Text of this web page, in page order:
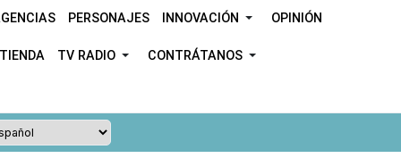
PERSONAJES INNOVACIÓN OPINIÓN
TIENDA TV RADIO CONTRÁTANOS